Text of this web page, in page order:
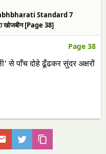
Standard 7
[Page 38]
Page 38
से पाँच दोहे ढूँढकर सुंदर अक्षरों